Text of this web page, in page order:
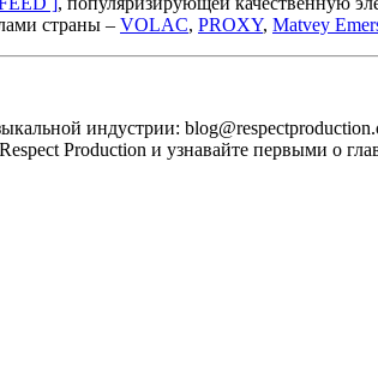
страны – VOLAC, PROXY, Matvey
индустрии:
Production и узнавайте первыми о